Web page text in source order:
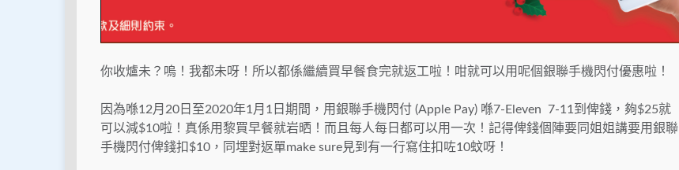
你收爐未？嗚！我都未呀！所以都係繼續買早餐食完就返工啦！咁就可以用呢個銀聯手機閃付優惠啦！
因為喺12月20日至2020年1月1日期間，用銀聯手機閃付 (Apple Pay) 喺7-Eleven 7-11到俾錢，夠$25就
可以減$10啦！真係用黎買早餐就岩晒！而且每人每日都可以用一次！記得俾錢個陣要同姐姐講要用銀聯
手機閃付俾錢扣$10，同埋對返單make sure見到有一行寫住扣咗10蚊呀！